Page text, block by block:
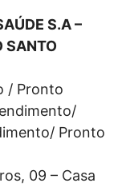
S.A –
SANTO
/ Pronto
Pronto
09 – Casa